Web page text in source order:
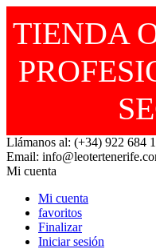
TIENDA
Llámanos al: (+34) 922 684
Email:
Mi cuenta
Mi cuenta
favoritos
Finalizar
Iniciar sesión